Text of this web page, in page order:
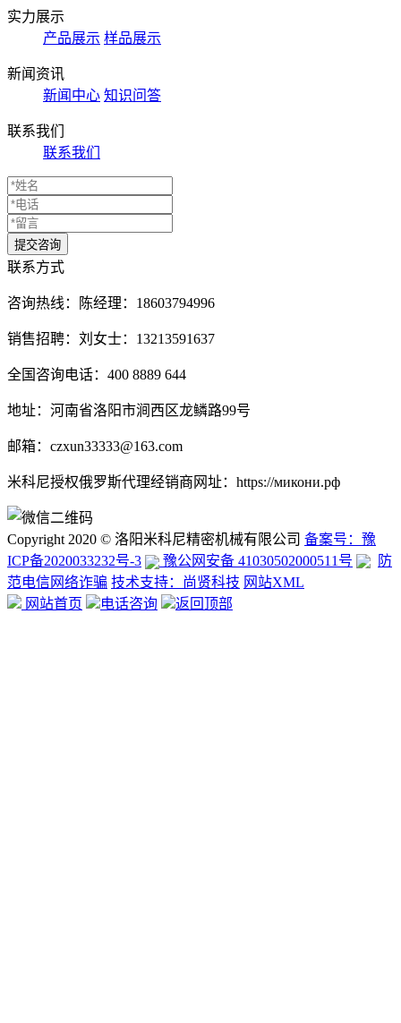
实力展示
产品展示 样品展示
新闻资讯
新闻中心 知识问答
联系我们
联系我们
联系方式
咨询热线： 陈经理：18603794996
销售招聘：刘女士：13213591637
全国咨询电话：400 8889 644
地址：河南省洛阳市涧西区龙鳞路99号
邮箱：czxun33333@163.com
米科尼授权俄罗斯代理经销商网址：https://микони.рф
Copyright 2020 © 洛阳米科尼精密机械有限公司 备案号：豫
ICP备2020033232号-3
豫公网安备 41030502000511号
防
范电信网络诈骗 技术支持：尚贤科技 网站XML
网站首页
电话咨询 返回顶部